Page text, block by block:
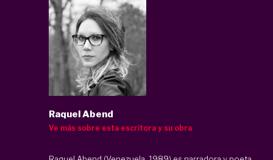
Raquel Abend
Ve más sobre esta escritora y su obra